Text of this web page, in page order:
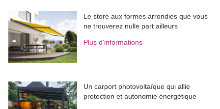
Le store aux formes arrondies que vous
ne trouverez nulle part ailleurs
Plus d'informations
Un carport photovoltaïque qui allie
protection et autonomie énergétique